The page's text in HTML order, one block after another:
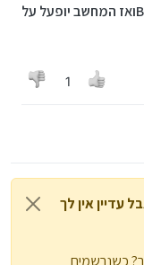
זוכר בידיוק את השם) ושם תיבחר ‏BOOT MENU ‎ואז המחשב יופעל על
1
עדיין אין לך
כשנרשמים